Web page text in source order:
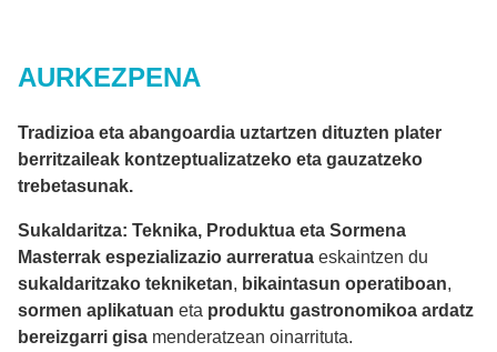
AURKEZPENA
Tradizioa eta abangoardia uztartzen dituzten plater
berritzaileak kontzeptualizatzeko eta gauzatzeko
trebetasunak.
Sukaldaritza: Teknika, Produktua eta Sormena
Masterrak espezializazio aurreratua eskaintzen du
sukaldaritzako tekniketan, bikaintasun operatiboan,
sormen aplikatuan eta produktu gastronomikoa ardatz
bereizgarri gisa menderatzean oinarrituta.